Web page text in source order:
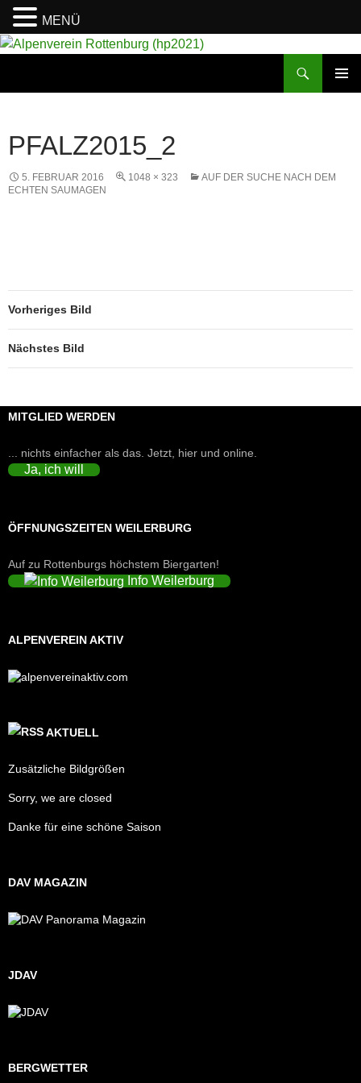
PFALZ2015_2
5. FEBRUAR 2016 1048 × 323
AUF DER SUCHE NACH DEM
ECHTEN SAUMAGEN
Vorheriges Bild
Nächstes Bild
MITGLIED WERDEN
... nichts einfacher als das. Jetzt, hier und online.
Ja, ich will
ÖFFNUNGSZEITEN WEILERBURG
Auf zu Rottenburgs höchstem Biergarten!
Info Weilerburg
ALPENVEREIN AKTIV
AKTUELL
Zusätzliche Bildgrößen
Sorry, we are closed
Danke für eine schöne Saison
DAV MAGAZIN
JDAV
BERGWETTER
MENÜ